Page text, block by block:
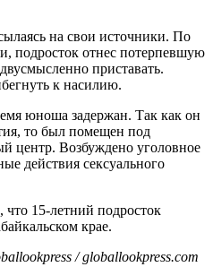
на свои источники. По
подросток отнес потерпевшую
приставать.
к насилию.
юноша задержан. Так как он
то был помещен под
центр. Возбуждено уголовное
действия сексуального
15-летний подросток
крае.
/ globallookpress.com